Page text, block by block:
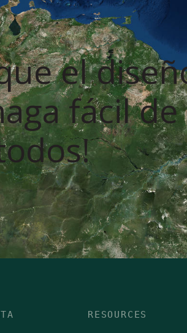
el
fácil
RESOURCES